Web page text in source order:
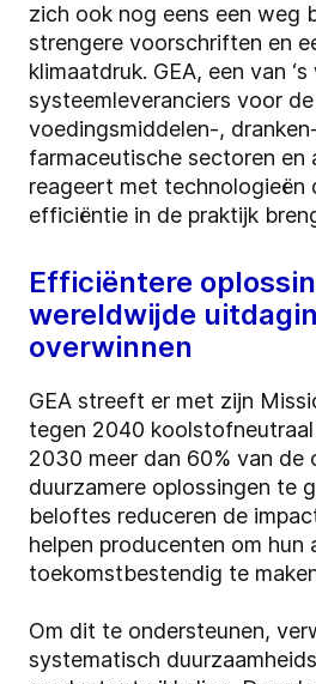
zich ook nog eens een weg
strengere voorschriften en
klimaatdruk. GEA, een van
systeemleveranciers voor de
voedingsmiddelen-,
farmaceutische sectoren en
reageert met technologieën
efficiëntie in de praktijk
Efficiëntere
wereldwijde
overwinnen
GEA streeft er met zijn
tegen 2040
2030 meer dan 60% van de
duurzamere oplossingen te
beloftes reduceren de
helpen producenten om hun
toekomstbestendig te
Om dit te ondersteunen,
systematisch